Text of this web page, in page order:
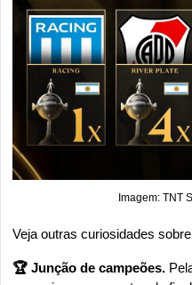
Imagem: TNT
Veja outras curiosidades
🏆 Junção de campeões.